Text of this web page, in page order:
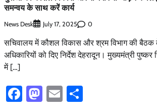
समन्वय के साथ करें कार्य
News Desk July 17, 2025 0
सचिवालय में कौशल विकास और श्रम विभाग की बैठक
अधिकारियों को दिए निर्देश देहरादून। मुख्यमंत्री
में […]
Facebook
Mastodon
Email